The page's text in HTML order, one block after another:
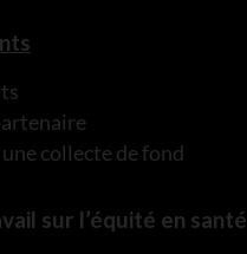
collecte de fond
sur l’équité en santé